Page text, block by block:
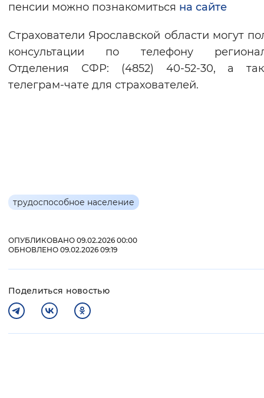
пенсии можно познакомиться на сайте
Страхователи Ярославской области могут
консультации по телефону
Отделения СФР: (4852) 40-52-30, а
телеграм-чате для страхователей.
ОПУБЛИКОВАНО 09.02.2026 00:00
ОБНОВЛЕНО 09.02.2026 09:19
Поделиться новостью
трудоспособное население